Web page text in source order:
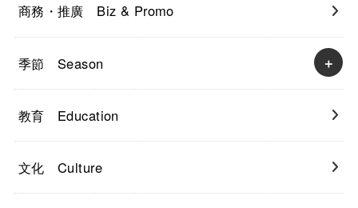
商務・推廣 Biz & Promo
季節 Season
教育 Education
文化 Culture